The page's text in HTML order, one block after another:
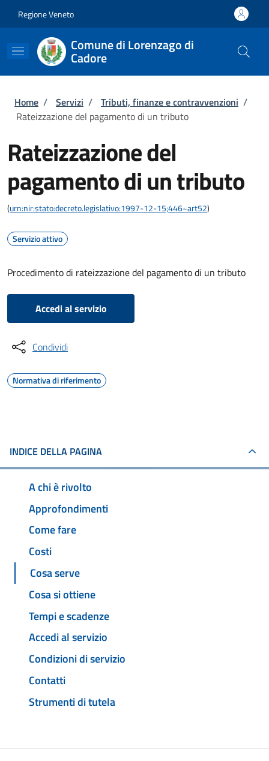
Regione Veneto
Comune di Lorenzago di
Cadore
Briciole di pane
Home / Servizi / Tributi, finanze e contravvenzioni /
Rateizzazione del pagamento di un tributo
Rateizzazione del
pagamento di un tributo
(urn:nir:stato:decreto.legislativo:1997-12-15;446~art52)
Servizio attivo
Procedimento di rateizzazione del pagamento di un tributo
Accedi al servizio
Condividi
Normativa di riferimento
INDICE DELLA PAGINA
A chi è rivolto
Approfondimenti
Come fare
Costi
Cosa serve
Cosa si ottiene
Tempi e scadenze
Accedi al servizio
Condizioni di servizio
Contatti
Strumenti di tutela